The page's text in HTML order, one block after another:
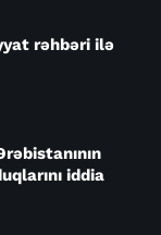
rəhbəri ilə
iddia